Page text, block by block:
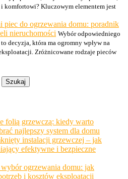
komfortowi? Kluczowym elementem jest
piec do ogrzewania domu: poradnik
nieruchomości Wybór odpowiedniego
decyzja, która ma ogromny wpływ na
Zróżnicowane rodzaje pieców
folią grzewczą: kiedy warto
najlepszy system dla domu
instalacji grzewczej – jak
efektywne i bezpieczne
ogrzewania domu: jak
i kosztów eksploatacji